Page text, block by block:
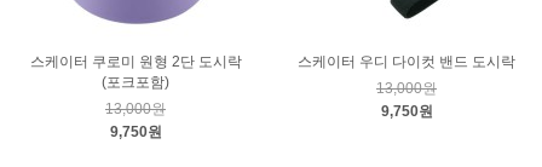
스케이터 쿠로미 원형 2단 도시락
(포크포함)
13,000원
9,750원
스케이터 우디 다이컷 밴드 도시락
13,000원
9,750원